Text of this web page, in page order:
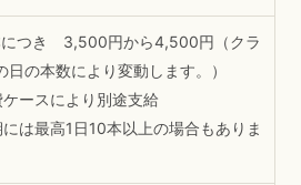
につき 3,500円から4,500円（クラ
日の本数により変動します。）
ースにより別途支給
は最高1日10本以上の場合もありま